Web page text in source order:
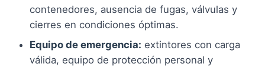
contenedores, ausencia de fugas, válvulas y
cierres en condiciones óptimas.
Equipo de emergencia: extintores con carga
válida, equipo de protección personal y